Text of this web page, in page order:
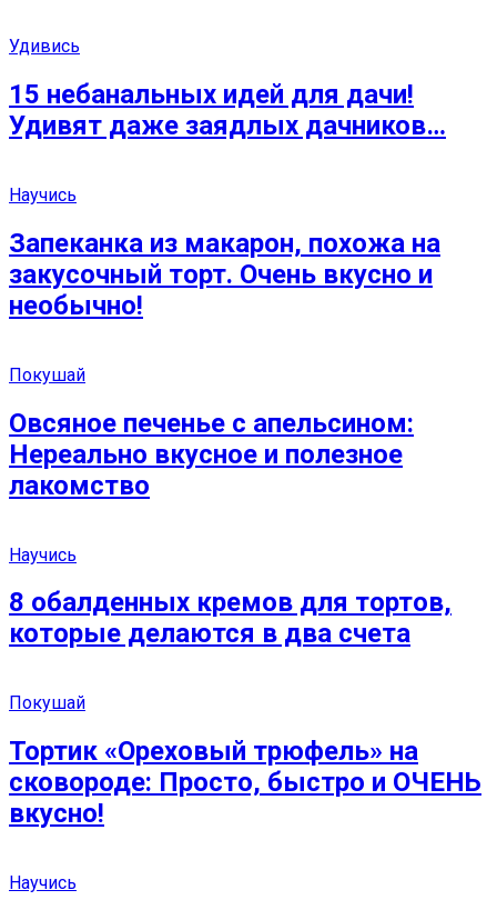
Удивись
15 небанальных идей для дачи!
Удивят даже заядлых дачников…
Научись
Запеканка из макарон, похожа на
закусочный торт. Очень вкусно и
необычно!
Покушай
Овсяное печенье с апельсином:
Нереально вкусное и полезное
лакомство
Научись
8 обалденных кремов для тортов,
которые делаются в два счета
Покушай
Тортик «Ореховый трюфель» на
сковороде: Просто, быстро и ОЧЕНЬ
вкусно!
Научись